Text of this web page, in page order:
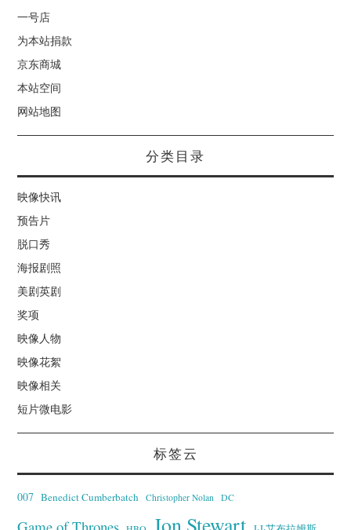
一号店
为本站捐款
京东商城
本站空间
网站地图
分类目录
映像快讯
预告片
脱口秀
海报剧照
美剧英剧
奖项
映像人物
映像花絮
映像相关
短片微电影
标签云
007 Benedict Cumberbatch Christopher Nolan DC
Jon Stewart